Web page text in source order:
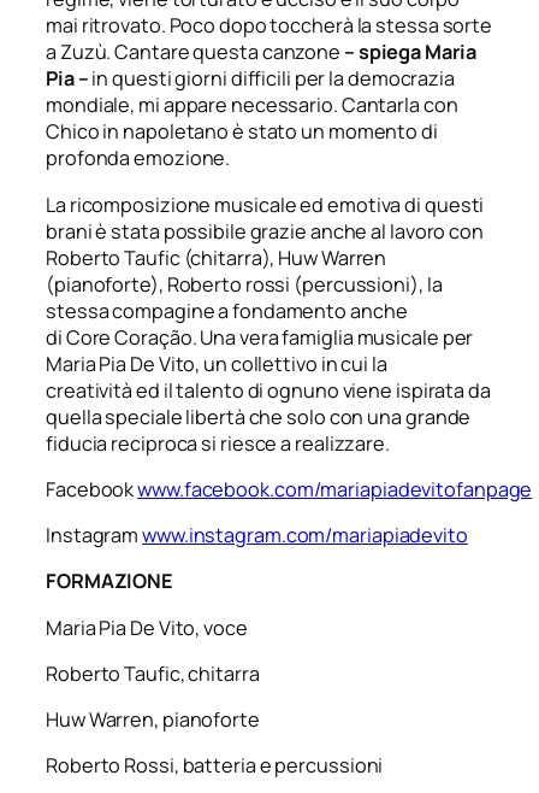
mai ritrovato. Poco dopo toccherà la stessa sorte
a Zuzù.Cantare questa canzone – spiega Maria
Pia –in questi giorni difficili per la democrazia
mondiale, mi appare necessario. Cantarla con
Chico in napoletano è stato un momento di
profondaemozione.
La ricomposizione musicale ed emotiva di questi
brani è stata possibile grazie anche al lavoro con
Roberto Taufic (chitarra), Huw Warren
(pianoforte), Roberto rossi (percussioni), la
stessa compagine a fondamento anche
diCore Coração. Una vera famiglia musicale per
Maria Pia De Vito, un collettivo in cui la
creativitàed il talento di ognuno viene ispiratada
quella speciale libertà che solo con unagrande
fiducia reciproca si riesce a realizzare.
Facebookwww.facebook.com/mariapiadevitofanpage
Instagramwww.instagram.com/mariapiadevito
FORMAZIONE
Maria Pia De Vito,voce
Roberto Taufic,chitarra
Huw Warren, pianoforte
Roberto Rossi, batteria epercussioni